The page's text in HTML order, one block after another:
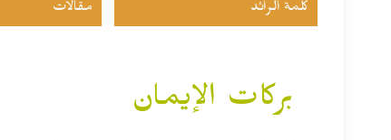
كلمة الرائد مقالات
بركات الإيمان